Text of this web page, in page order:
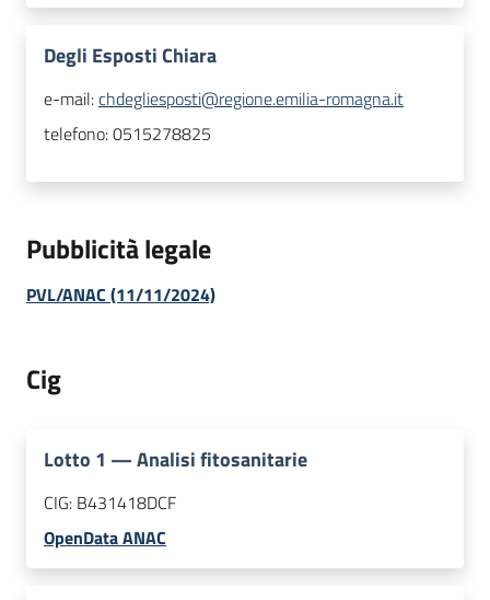
Degli Esposti Chiara
e-mail:chdegliesposti@regione.emilia-romagna.it
telefono:0515278825
Pubblicità legale
PVL/ANAC (11/11/2024)
Cig
Lotto 1 —Analisi fitosanitarie
CIG: B431418DCF
OpenData ANAC